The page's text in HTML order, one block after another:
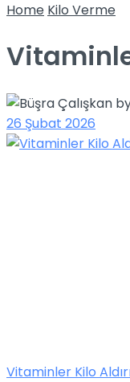
Home Kilo Verme
26 Şubat 2026
Vitaminler Kilo